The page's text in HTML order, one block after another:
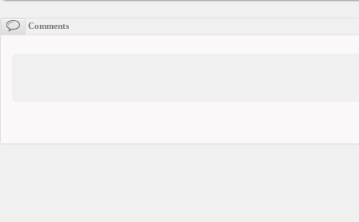
Comments